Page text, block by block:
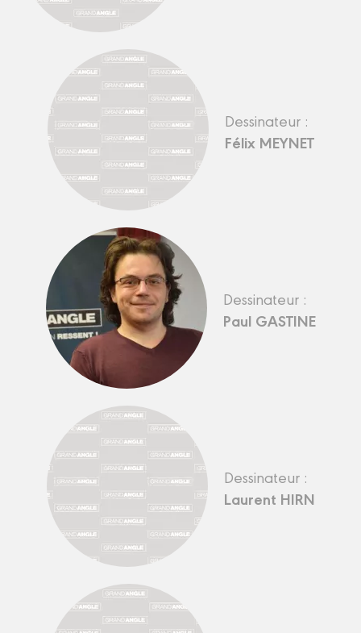
Dessinateur :
Félix MEYNET
Dessinateur :
Paul GASTINE
Dessinateur :
Laurent HIRN